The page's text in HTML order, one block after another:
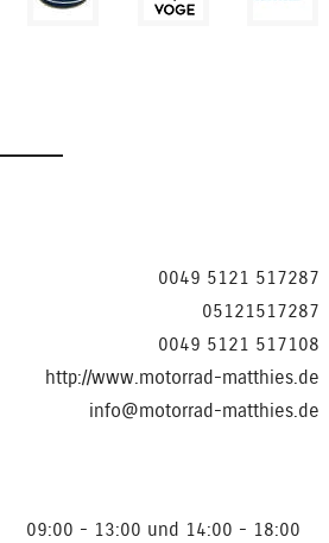
0049 5121 517287
05121517287
0049 5121 517108
http://www.motorrad-matthies.de
info@motorrad-matthies.de
09:00 - 13:00 und 14:00 - 18:00